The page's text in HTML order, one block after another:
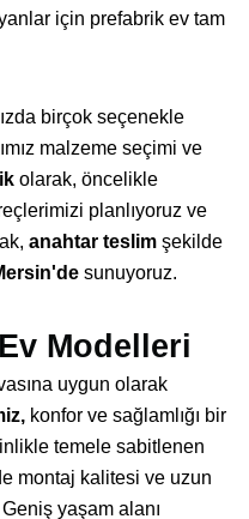
için prefabrik ev tam
birçok seçenekle
malzeme seçimi ve
olarak, öncelikle
planlıyoruz ve
anahtar teslim şekilde
sunuyoruz.
Modelleri
uygun olarak
konfor ve sağlamlığı bir
temele sabitlenen
montaj kalitesi ve uzun
yaşam alanı